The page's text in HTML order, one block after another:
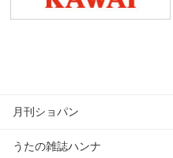
月刊ショパン
うたの雑誌ハンナ